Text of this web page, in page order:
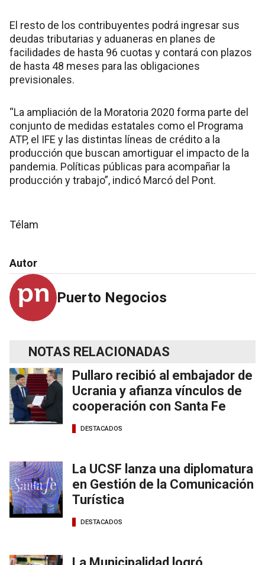
El resto de los contribuyentes podrá ingresar sus
deudas tributarias y aduaneras en planes de
facilidades de hasta 96 cuotas y contará con plazos
de hasta 48 meses para las obligaciones
previsionales.
“La ampliación de la Moratoria 2020 forma parte del
conjunto de medidas estatales como el Programa
ATP, el IFE y las distintas líneas de crédito a la
producción que buscan amortiguar el impacto de la
pandemia. Políticas públicas para acompañar la
producción y trabajo”, indicó Marcó del Pont.
Télam
Autor
Puerto Negocios
NOTAS RELACIONADAS
Pullaro recibió al embajador de
Ucrania y afianza vínculos de
cooperación con Santa Fe
DESTACADOS
La UCSF lanza una diplomatura
en Gestión de la Comunicación
Turística
DESTACADOS